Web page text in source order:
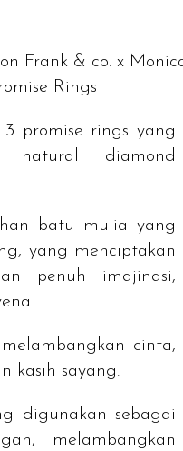
Frank & co. x
Rings
3 promise rings yang
natural diamond
batu mulia yang
yang menciptakan
penuh imajinasi,
cinta,
kasih sayang.
digunakan sebagai
melambangkan